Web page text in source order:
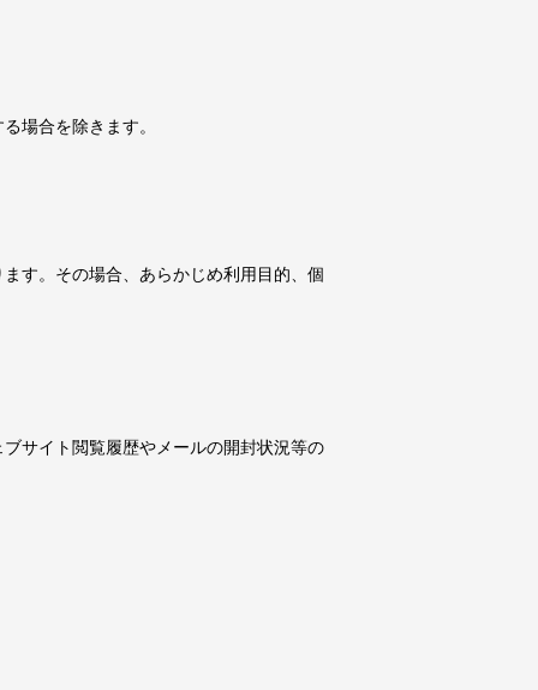
場合を除きます。
す。その場合、あらかじめ利用目的、個
サイト閲覧履歴やメールの開封状況等の